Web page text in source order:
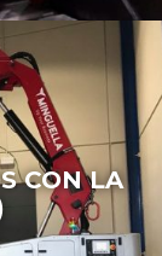
CON LA